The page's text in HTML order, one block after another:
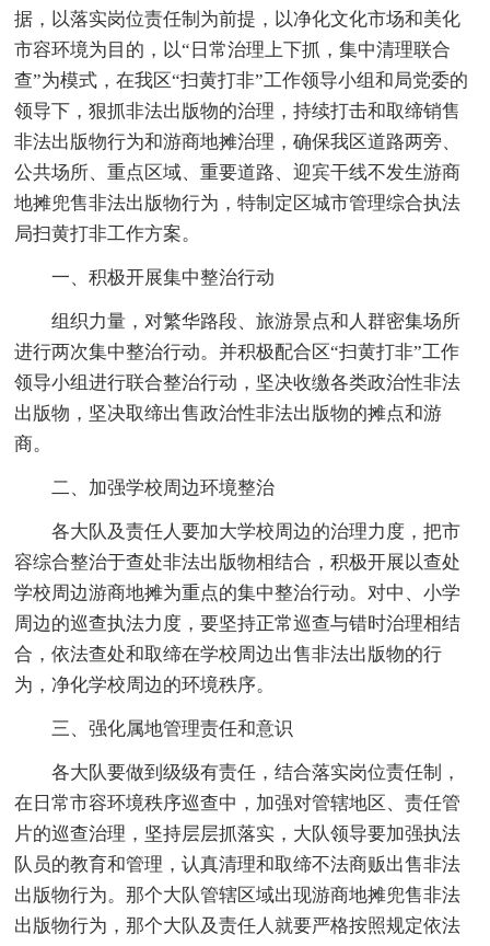
据，以落实岗位责任制为前提，以净化文化市场和美化
市容环境为目的，以“日常治理上下抓，集中清理联合
查”为模式，在我区“扫黄打非”工作领导小组和局党委的
领导下，狠抓非法出版物的治理，持续打击和取缔销售
非法出版物行为和游商地摊治理，确保我区道路两旁、
公共场所、重点区域、重要道路、迎宾干线不发生游商
地摊兜售非法出版物行为，特制定区城市管理综合执法
局扫黄打非工作方案。
一、积极开展集中整治行动
组织力量，对繁华路段、旅游景点和人群密集场所
进行两次集中整治行动。并积极配合区“扫黄打非”工作
领导小组进行联合整治行动，坚决收缴各类政治性非法
出版物，坚决取缔出售政治性非法出版物的摊点和游
商。
二、加强学校周边环境整治
各大队及责任人要加大学校周边的治理力度，把市
容综合整治于查处非法出版物相结合，积极开展以查处
学校周边游商地摊为重点的集中整治行动。对中、小学
周边的巡查执法力度，要坚持正常巡查与错时治理相结
合，依法查处和取缔在学校周边出售非法出版物的行
为，净化学校周边的环境秩序。
三、强化属地管理责任和意识
各大队要做到级级有责任，结合落实岗位责任制，
在日常市容环境秩序巡查中，加强对管辖地区、责任管
片的巡查治理，坚持层层抓落实，大队领导要加强执法
队员的教育和管理，认真清理和取缔不法商贩出售非法
出版物行为。那个大队管辖区域出现游商地摊兜售非法
出版物行为，那个大队及责任人就要严格按照规定依法